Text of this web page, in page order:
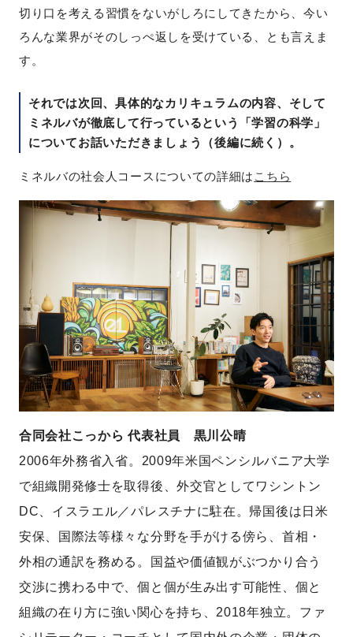
切り口を考える習慣をないがしろにしてきたから、今い
ろんな業界がそのしっぺ返しを受けている、とも言えま
す。
それでは次回、具体的なカリキュラムの内容、そして
ミネルバが徹底して行っているという「学習の科学」
についてお話いただきましょう（後編に続く）。
ミネルバの社会人コースについての詳細は こちら
合同会社こっから 代表社員 黒川公晴
2006年外務省入省。2009年米国ペンシルバニア大学
で組織開発修士を取得後、外交官としてワシントン
DC、イスラエル／パレスチナに駐在。 帰国後は日米
安保、国際法等様々な分野を手がける傍ら、首相・
外相の通訳を務める。国益や価値観がぶつかり合う
交渉に携わる中で、個と個が生み出す可能性、個と
組織の在り方に強い関心を持ち、2018年独立。 ファ